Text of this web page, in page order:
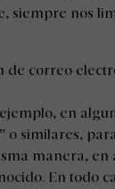
siempre nos
correo
en
o similares,
manera, en
En todo